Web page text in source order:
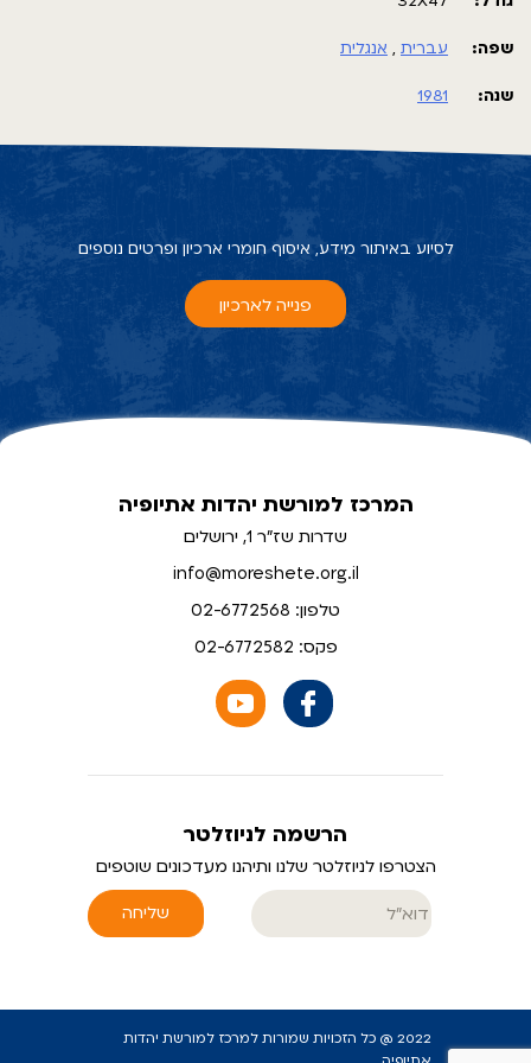
(FALASHAS) LIVING IN ISRAEL, WILL
ATTENTION TO THE PLIGHT OF OUR
COME MEET US AT THE ENTRANCE TO THE CIRY AT 14:00
האגודה להצלת משפחות יהודי אתיופיה
UNION FOR SAVING ETHIOPIA JEWISH FAMILIES
שפה: עברית אנגלית
שנה: 1981
לסיוע באיתור מידע, איסוף חומרי ארכיון ופרטים נוספים
פנייה לארכיון
המרכז למורשת יהדות אתיופיה
שדרות שז"ר 1, ירושלים
info@moreshete.org.il
טלפון: 02-6772568
פקס: 02-6772582
הרשמה לניוזלטר
הצטרפו לניוזלטר שלנו ותיהנו מעדכונים שוטפים
שליחה
2022 @ כל הזכויות שמורות למרכז למורשת יהדות